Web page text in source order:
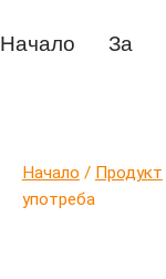
Начало За
Начало / Продукт
употреба